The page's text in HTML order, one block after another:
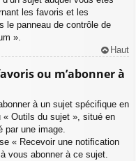
les favoris et les
le panneau de contrôle de
».
Haut
ou m’abonner à
à un sujet spécifique en
« Outils du sujet », situé en
par une image.
« Recevoir une notification
vous abonner à ce sujet.